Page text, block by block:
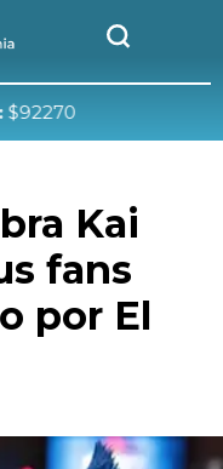
Kai
fans
por El